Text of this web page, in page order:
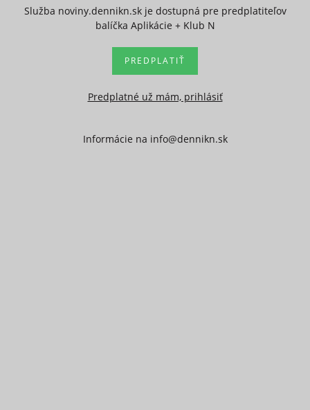
Služba noviny.dennikn.sk je dostupná pre predplatiteľov
balíčka Aplikácie + Klub N
PREDPLATIŤ
Predplatné už mám, prihlásiť
Informácie na info@dennikn.sk